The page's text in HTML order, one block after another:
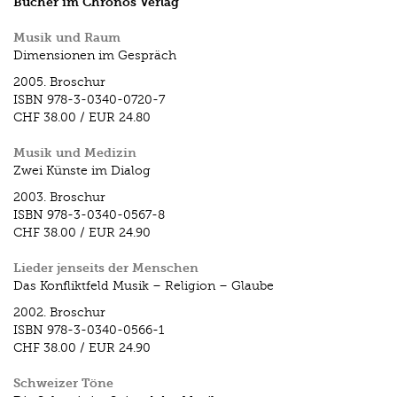
Musik und Raum
Dimensionen im Gespräch
2005. Broschur
ISBN 978-3-0340-0720-7
CHF 38.00 / EUR 24.80
Musik und Medizin
Zwei Künste im Dialog
2003. Broschur
ISBN 978-3-0340-0567-8
CHF 38.00 / EUR 24.90
Lieder jenseits der Menschen
Das Konfliktfeld Musik – Religion – Glaube
2002. Broschur
ISBN 978-3-0340-0566-1
CHF 38.00 / EUR 24.90
Schweizer Töne